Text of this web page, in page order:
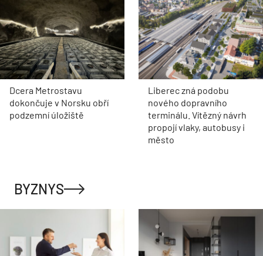
Dcera Metrostavu
dokončuje v Norsku obří
podzemní úložiště
Liberec zná podobu
nového dopravního
terminálu. Vítězný návrh
propojí vlaky, autobusy i
město
BYZNYS